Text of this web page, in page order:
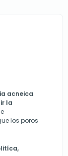
acneica.
la
los poros